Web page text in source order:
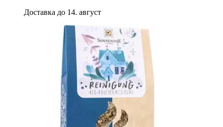
Доставка до 14. август